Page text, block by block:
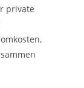
private